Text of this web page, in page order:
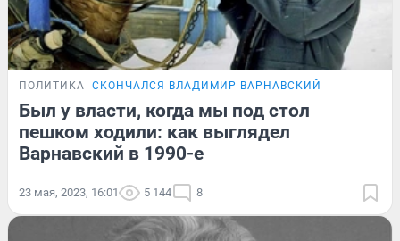
ПОЛИТИКА СКОНЧАЛСЯ ВЛАДИМИР ВАРНАВСКИЙ
Был у власти, когда мы под стол
пешком ходили: как выглядел
Варнавский в 1990-е
23 мая, 2023, 16:01 5 144 8